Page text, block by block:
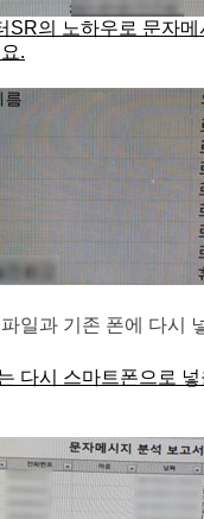
SR의 노하우로 문자
.
일과 기존 폰에 다시
다시 스마트폰으로 넣